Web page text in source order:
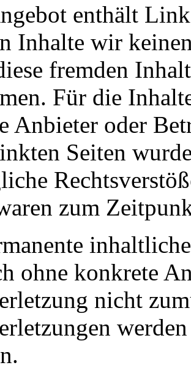
enthält
Inhalte wir
fremden
Für die
Anbieter oder
Seiten
zum
ohne konkrete
nicht